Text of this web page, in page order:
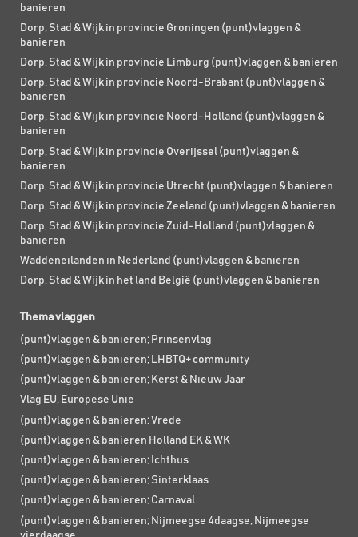
banieren
Dorp, Stad & Wijk in provincie Groningen (punt)vlaggen &
banieren
Dorp, Stad & Wijk in provincie Limburg (punt)vlaggen & banieren
Dorp, Stad & Wijk in provincie Noord-Brabant (punt)vlaggen &
banieren
Dorp, Stad & Wijk in provincie Noord-Holland (punt)vlaggen &
banieren
Dorp, Stad & Wijk in provincie Overijssel (punt)vlaggen &
banieren
Dorp, Stad & Wijk in provincie Utrecht (punt)vlaggen & banieren
Dorp, Stad & Wijk in provincie Zeeland (punt)vlaggen & banieren
Dorp, Stad & Wijk in provincie Zuid-Holland (punt)vlaggen &
banieren
Waddeneilanden in Nederland (punt)vlaggen & banieren
Dorp, Stad & Wijk in het land België (punt)vlaggen & banieren
Thema vlaggen
(punt)vlaggen & banieren; Prinsenvlag
(punt)vlaggen & banieren; LHBTQ+ community
(punt)vlaggen & banieren; Kerst & Nieuw Jaar
Vlag EU, Europese Unie
(punt)vlaggen & banieren; Vrede
(punt)vlaggen & banieren Holland EK & WK
(punt)vlaggen & banieren; Ichthus
(punt)vlaggen & banieren; Sinterklaas
(punt)vlaggen & banieren; Carnaval
(punt)vlaggen & banieren; Nijmeegse 4daagse, Nijmeegse